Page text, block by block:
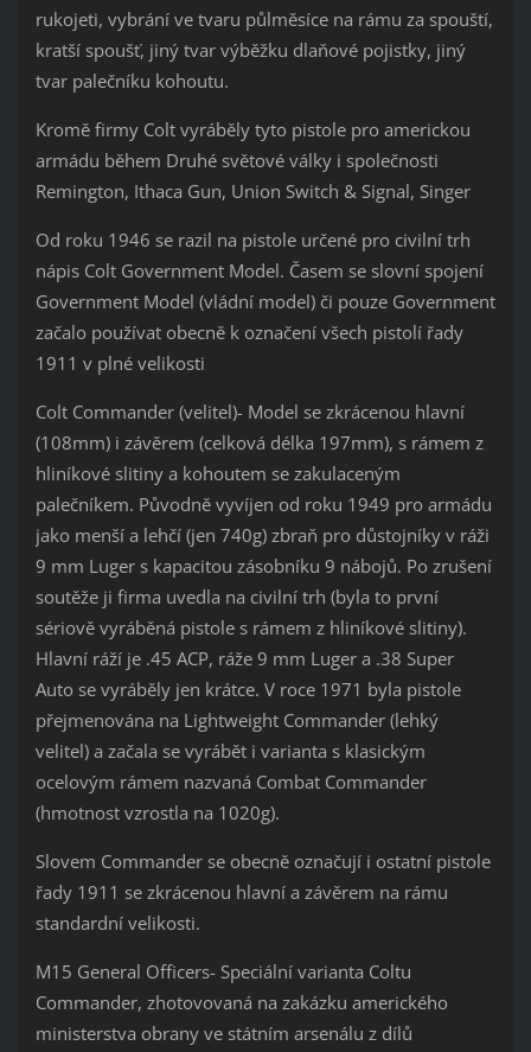
rukojeti, vybrání ve tvaru půlměsíce na rámu za spouští,
kratší spoušť, jiný tvar výběžku dlaňové pojistky, jiný
tvar palečníku kohoutu.
Kromě firmy Colt vyráběly tyto pistole pro americkou
armádu během Druhé světové války i společnosti
Remington, Ithaca Gun, Union Switch & Signal, Singer
Od roku 1946 se razil na pistole určené pro civilní trh
nápis Colt Government Model. Časem se slovní spojení
Government Model (vládní model) či pouze Government
začalo používat obecně k označení všech pistolí řady
1911 v plné velikosti
Colt Commander (velitel)- Model se zkrácenou hlavní
(108mm) i závěrem (celková délka 197mm), s rámem z
hliníkové slitiny a kohoutem se zakulaceným
palečníkem. Původně vyvíjen od roku 1949 pro armádu
jako menší a lehčí (jen 740g) zbraň pro důstojníky v ráži
9 mm Luger s kapacitou zásobníku 9 nábojů. Po zrušení
soutěže ji firma uvedla na civilní trh (byla to první
sériově vyráběná pistole s rámem z hliníkové slitiny).
Hlavní ráží je .45 ACP, ráže 9 mm Luger a .38 Super
Auto se vyráběly jen krátce. V roce 1971 byla pistole
přejmenována na Lightweight Commander (lehký
velitel) a začala se vyrábět i varianta s klasickým
ocelovým rámem nazvaná Combat Commander
(hmotnost vzrostla na 1020g).
Slovem Commander se obecně označují i ostatní pistole
řady 1911 se zkrácenou hlavní a závěrem na rámu
standardní velikosti.
M15 General Officers- Speciální varianta Coltu
Commander, zhotovovaná na zakázku amerického
ministerstva obrany ve státním arsenálu z dílů